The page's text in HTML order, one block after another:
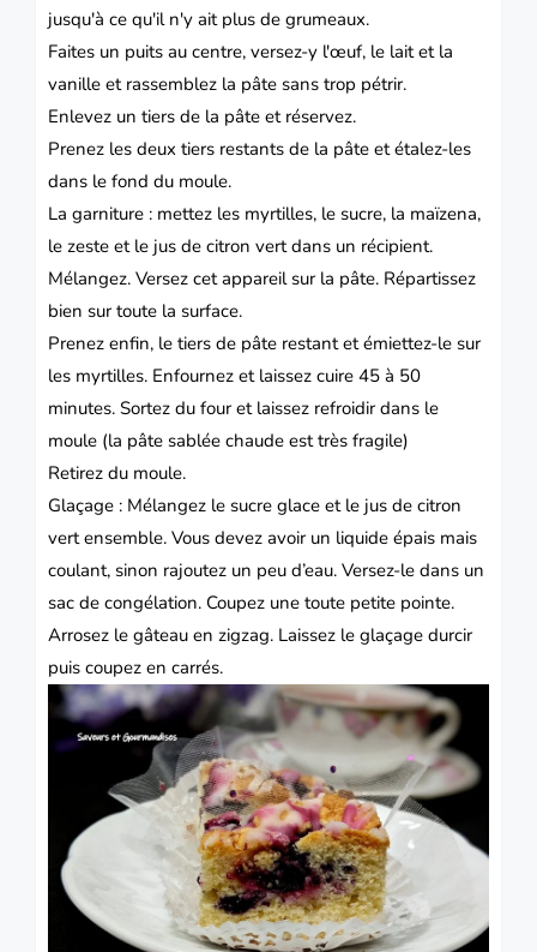
jusqu'à ce qu'il n'y ait plus de grumeaux.
Faites un puits au centre, versez-y l'œuf, le lait et la
vanille et rassemblez la pâte sans trop pétrir.
Enlevez un tiers de la pâte et réservez.
Prenez les deux tiers restants de la pâte et étalez-les
dans le fond du moule.
La garniture : mettez les myrtilles, le sucre, la maïzena,
le zeste et le jus de citron vert dans un récipient.
Mélangez. Versez cet appareil sur la pâte. Répartissez
bien sur toute la surface.
Prenez enfin, le tiers de pâte restant et émiettez-le sur
les myrtilles. Enfournez et laissez cuire 45 à 50
minutes. Sortez du four et laissez refroidir dans le
moule (la pâte sablée chaude est très fragile)
Retirez du moule.
Glaçage : Mélangez le sucre glace et le jus de citron
vert ensemble. Vous devez avoir un liquide épais mais
coulant, sinon rajoutez un peu d’eau. Versez-le dans un
sac de congélation. Coupez une toute petite pointe.
Arrosez le gâteau en zigzag. Laissez le glaçage durcir
puis coupez en carrés.